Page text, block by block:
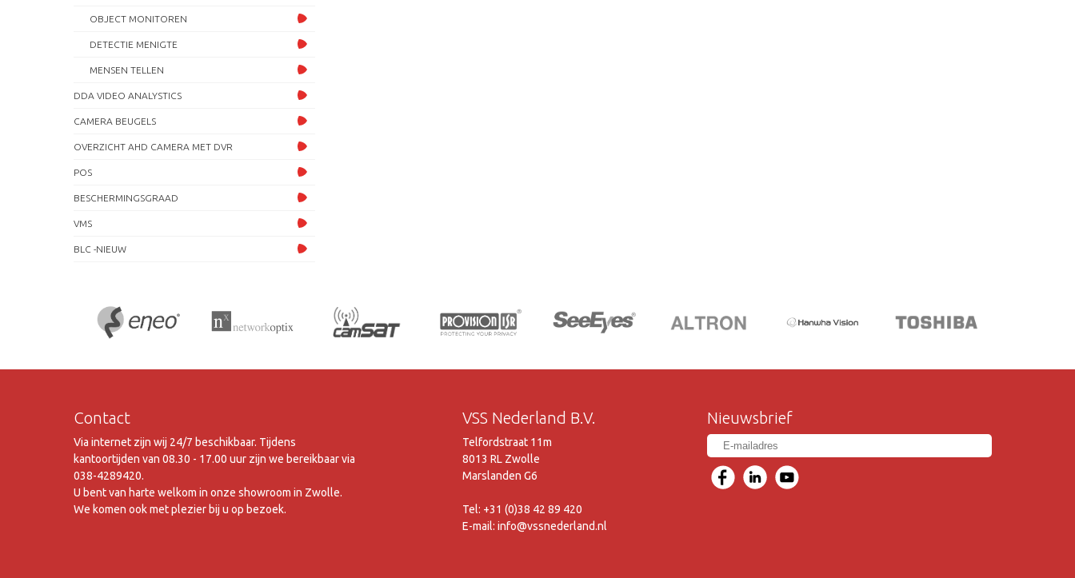
OBJECT MONITOREN
DETECTIE MENIGTE
MENSEN TELLEN
DDA VIDEO ANALYSTICS
CAMERA BEUGELS
OVERZICHT AHD CAMERA MET DVR
POS
BESCHERMINGSGRAAD
VMS
BLC -NIEUW
Contact
Via internet zijn wij 24/7 beschikbaar. Tijdens
kantoortijden van 08.30 - 17.00 uur zijn we bereikbaar via
038-4289420.
U bent van harte welkom in onze showroom in Zwolle.
We komen ook met plezier bij u op bezoek.
VSS Nederland B.V.
Telfordstraat 11m
8013 RL Zwolle
Marslanden G6
Tel: +31 (0)38 42 89 420
E-mail: info@vssnederland.nl
Nieuwsbrief